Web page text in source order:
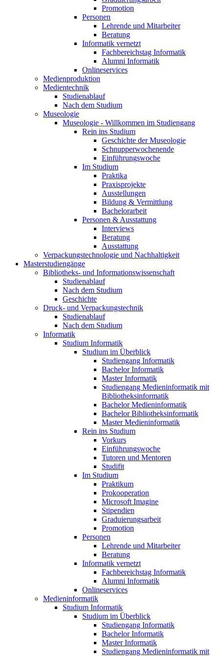
Promotion
Personen
Lehrende und Mitarbeiter
Beratung
Informatik vernetzt
Fachbereichstag Informatik
Alumni Informatik
Onlineservices
Medienproduktion
Medientechnik
Studienablauf
Nach dem Studium
Museologie
Museologie - Willkommen im Studiengang
Rein ins Studium
Geschichte der Museologie
Schnupperwochenende
Einführungswoche
Im Studium
Praktika
Praxisprojekte
Ausstellungen
Bildung & Vermittlung
Bachelorarbeit
Personen & Ausstattung
Interviews
Beratung
Ausstattung
Verpackungstechnologie und Nachhaltigkeit
Masterstudiengänge
Bibliotheks- und Informationswissenschaft
Studienablauf
Nach dem Studium
Geschichte
Druck- und Verpackungstechnik
Studienablauf
Nach dem Studium
Informatik
Studium Informatik
Studium im Überblick
Studiengang Informatik
Bachelor Informatik
Master Informatik
Studiengang Medieninformatik mit
Bibliotheksinformatik
Bachelor Medieninformatik
Bachelor Bibliotheksinformatik
Master Medieninformatik
Rein ins Studium
Vorkurs
Einführungswoche
Tutoren und Mentoren
Studifit
Im Studium
Praktikum
Prokooperation
Microsoft Imagine
Stipendien
Graduierungsarbeit
Promotion
Personen
Lehrende und Mitarbeiter
Beratung
Informatik vernetzt
Fachbereichstag Informatik
Alumni Informatik
Onlineservices
Medieninformatik
Studium Informatik
Studium im Überblick
Studiengang Informatik
Bachelor Informatik
Master Informatik
Studiengang Medieninformatik mit